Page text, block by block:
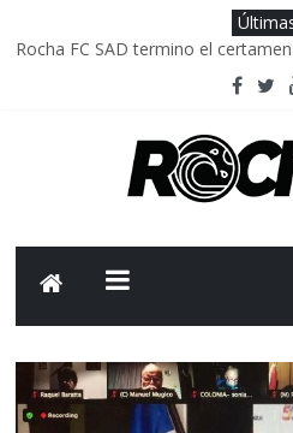
Rocha FC SAD termino el
Delegación parlamentaria
Caso Charles Carrera: la causa
Criminalidad en Uruguay: menos